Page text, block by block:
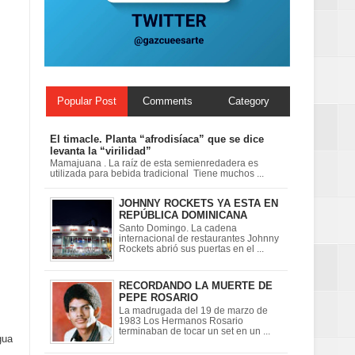
Popular Post Comments Category
El timacle. Planta “afrodisíaca” que se dice
levanta la “virilidad”
Mamajuana . La raíz de esta semienredadera es
utilizada para bebida tradicional Tiene muchos ...
JOHNNY ROCKETS YA ESTA EN
REPÚBLICA DOMINICANA
Santo Domingo. La cadena
internacional de restaurantes Johnny
Rockets abrió sus puertas en el ...
RECORDANDO LA MUERTE DE
PEPE ROSARIO
La madrugada del 19 de marzo de
1983 Los Hermanos Rosario
terminaban de tocar un set en un ...